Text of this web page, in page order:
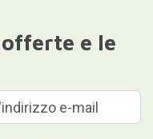
e le